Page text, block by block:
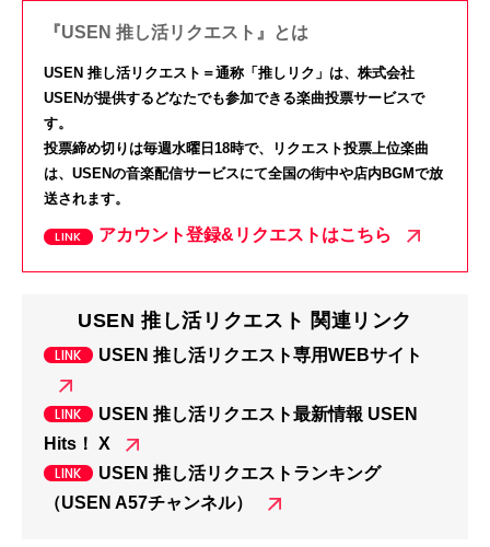
『USEN 推し活リクエスト』とは
USEN 推し活リクエスト＝通称「推しリク」は、株式会社
USENが提供するどなたでも参加できる楽曲投票サービスで
す。
投票締め切りは毎週水曜日18時で、リクエスト投票上位楽曲
は、USENの音楽配信サービスにて全国の街中や店内BGMで放
送されます。
アカウント登録&リクエストはこちら
USEN 推し活リクエスト 関連リンク
USEN 推し活リクエスト専用WEBサイト
USEN 推し活リクエスト最新情報 USEN
Hits！ X
USEN 推し活リクエストランキング
（USEN A57チャンネル）